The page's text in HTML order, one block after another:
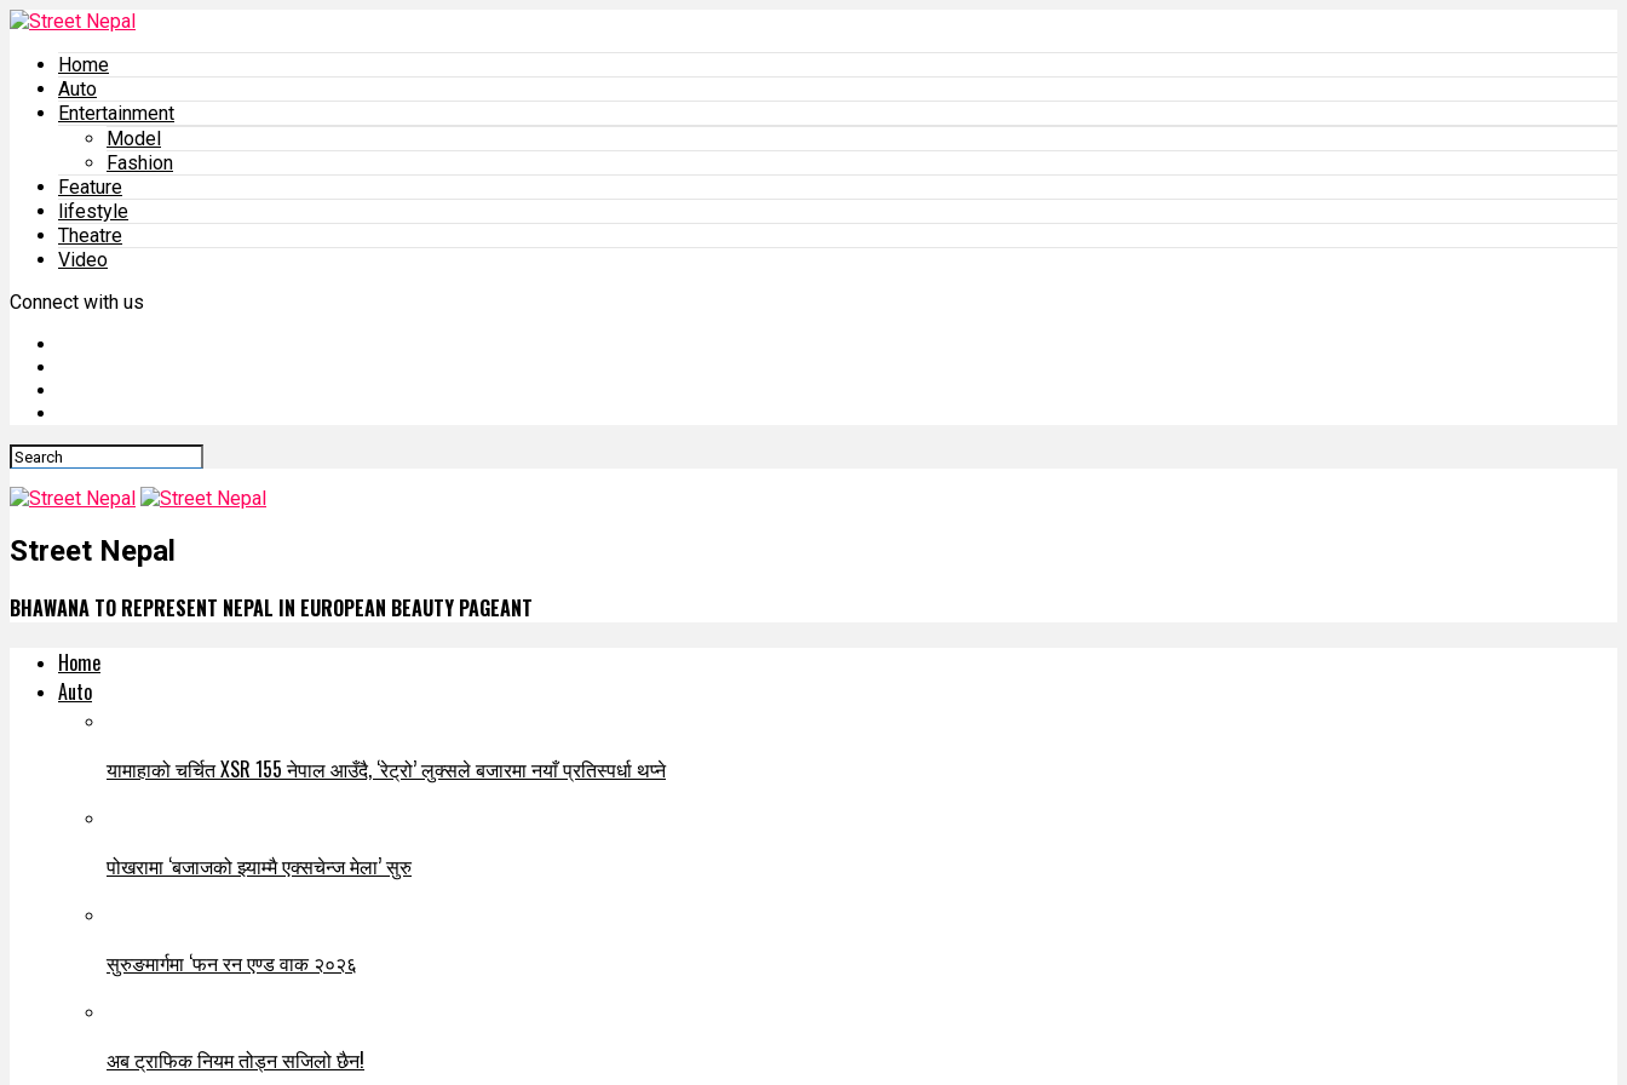
Home
Auto
Entertainment
Model
Fashion
Feature
lifestyle
Theatre
Video
Connect with us
Street Nepal
BHAWANA TO REPRESENT NEPAL IN EUROPEAN BEAUTY PAGEANT
Home
Auto
यामाहाको चर्चित XSR 155 नेपाल आउँदै, ‘रेट्रो’ लुक्सले बजारमा नयाँ प्रतिस्पर्धा थप्ने
पोखरामा ‘बजाजको झ्याम्मै एक्सचेन्ज मेला’ सुरु
सुरुङमार्गमा ‘फन रन एण्ड वाक २०२६
अब ट्राफिक नियम तोड्न सजिलो छैन!